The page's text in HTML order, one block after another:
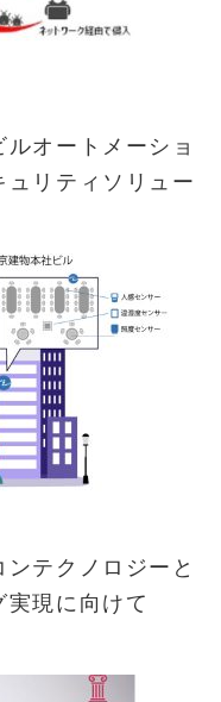
オートメーショ
リティソリュー
テクノロジーと
現に向けて